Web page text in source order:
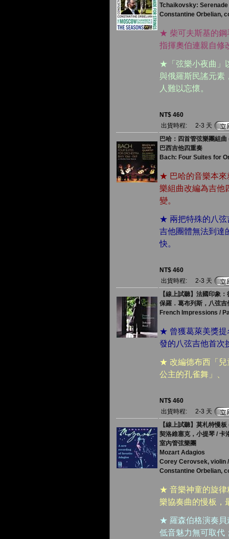
Tchaikovsky:
Constantine Orbelian,
★ 柴可夫斯基的鋼
指揮奧伯連親自修
★「弦樂小夜曲」
與俄羅斯民謠元素
人難以忘懷。
NT$ 460
出貨時程:
2-3 天
巴哈：四首管弦樂團組曲
巴西吉他四重奏
Bach: Four Suites for
★ 巴哈的音樂本來
樂組曲改編為吉他
變。
★ 兩把特殊的八弦
吉他團體無法到達
快。
NT$ 460
出貨時程:
2-3 天
【線上試聽】法國印象
保羅．葛布列斯，八弦吉
French Impressions /
★ 曾獲葛萊美獎提
發的八弦吉他首次
★ 改編德布西「兒
公主的孔雀舞」、
NT$ 460
出貨時程:
2-3 天
【線上試聽】莫札特慢
契洛維塞克，小提琴 / 卡
室內管弦樂團
Mozart Adagios
Corey Cerovsek, violin
Constantine Orbelian,
★ 音樂神童的旋律
樂協奏曲的慢板，
★ 羅森伯格演奏貝
低音魅力無可取代